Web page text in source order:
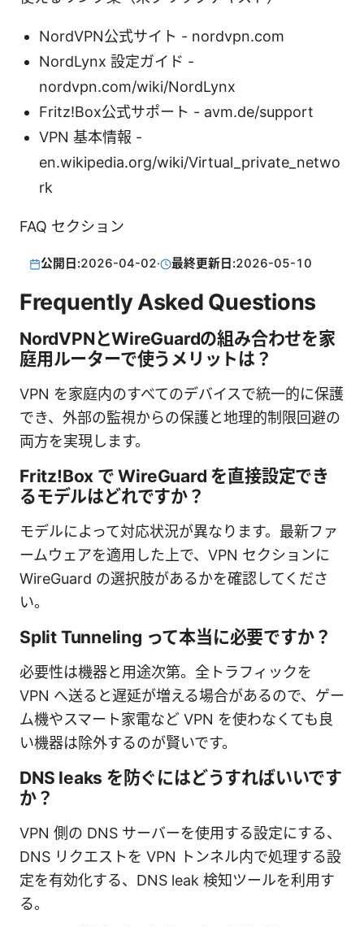
NordVPN公式サイト - nordvpn.com
NordLynx 設定ガイド -
nordvpn.com/wiki/NordLynx
Fritz!Box公式サポート - avm.de/support
VPN 基本情報 -
en.wikipedia.org/wiki/Virtual_private_netwo
rk
FAQ セクション
公開日:2026-04-02· 最終更新日:2026-05-10
Frequently Asked Questions
NordVPNとWireGuardの組み合わせを家
庭用ルーターで使うメリットは？
VPN を家庭内のすべてのデバイスで統一的に保護
でき、外部の監視からの保護と地理的制限回避の
両方を実現します。
Fritz!Box で WireGuard を直接設定でき
るモデルはどれですか？
モデルによって対応状況が異なります。最新ファ
ームウェアを適用した上で、VPN セクションに
WireGuard の選択肢があるかを確認してくださ
い。
Split Tunneling って本当に必要ですか？
必要性は機器と用途次第。全トラフィックを
VPN へ送ると遅延が増える場合があるので、ゲー
ム機やスマート家電など VPN を使わなくても良
い機器は除外するのが賢いです。
DNS leaks を防ぐにはどうすればいいです
か？
VPN 側の DNS サーバーを使用する設定にする、
DNS リクエストを VPN トンネル内で処理する設
定を有効化する、DNS leak 検知ツールを利用す
る。